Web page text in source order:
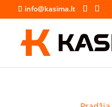
info@kasima.lt